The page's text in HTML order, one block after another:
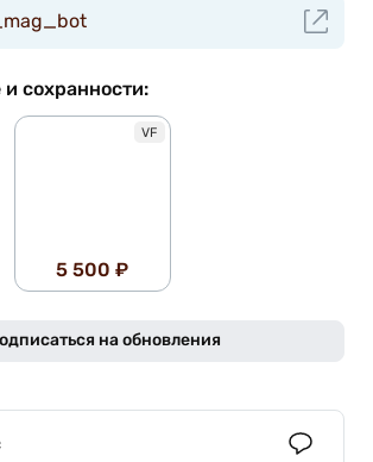
сохранности:
VF
5 500 ₽
на обновления